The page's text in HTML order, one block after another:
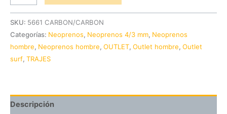
SKU: 5661 CARBON/CARBON
Categorías: Neoprenos, Neoprenos 4/3 mm, Neoprenos
hombre, Neoprenos hombre, OUTLET, Outlet hombre, Outlet
surf, TRAJES
Descripción